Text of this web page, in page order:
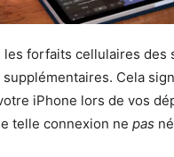
forfaits cellulaires
Cela
iPhone lors de vos
telle connexion ne pas